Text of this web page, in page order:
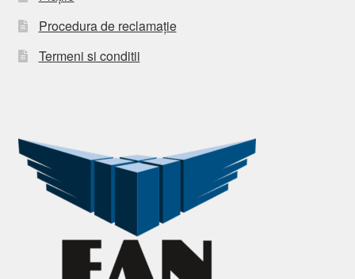
Procedura de reclamație
Termeni si conditii